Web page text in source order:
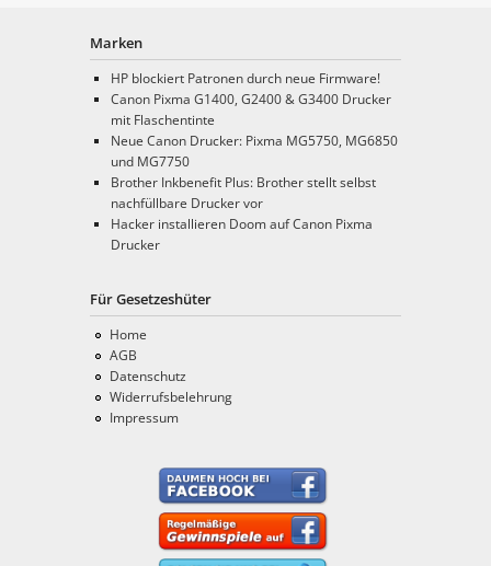
Marken
HP blockiert Patronen durch neue Firmware!
Canon Pixma G1400, G2400 & G3400 Drucker
mit Flaschentinte
Neue Canon Drucker: Pixma MG5750, MG6850
und MG7750
Brother Inkbenefit Plus: Brother stellt selbst
nachfüllbare Drucker vor
Hacker installieren Doom auf Canon Pixma
Drucker
Für Gesetzeshüter
Home
AGB
Datenschutz
Widerrufsbelehrung
Impressum